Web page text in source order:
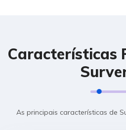
Características
As principais características de